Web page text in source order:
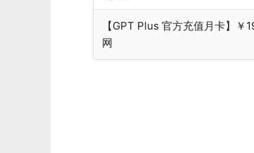
【GPT Plus 官方充值月卡】￥
网